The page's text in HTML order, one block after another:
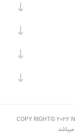
COPY RIGHT© 2022